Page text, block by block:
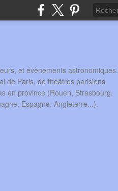
et évènements astronomiques.
de Paris, de théâtres parisiens
en province (Rouen, Strasbourg,
Espagne, Angleterre...).